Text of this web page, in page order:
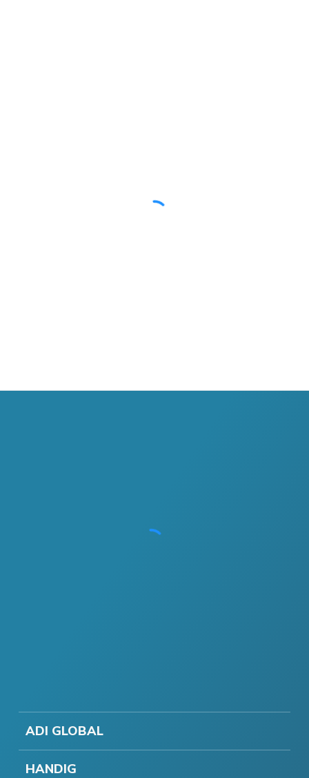
ADI GLOBAL
HANDIG